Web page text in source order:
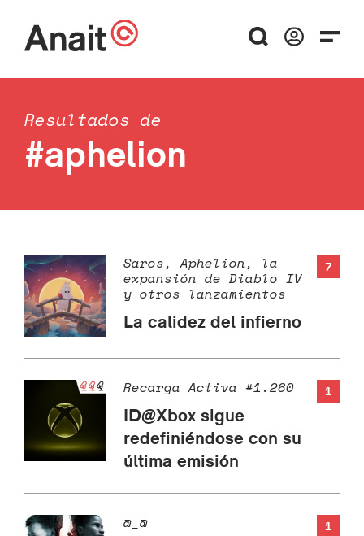
Resultados de
#aphelion
7
Saros, Aphelion, la
expansión de Diablo IV
y otros lanzamientos
La calidez del infierno
1
Recarga Activa #1.260
ID@Xbox sigue
redefiniéndose con su
última emisión
1
@_@